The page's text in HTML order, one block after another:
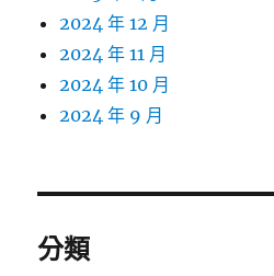
2024 年 12 月
2024 年 11 月
2024 年 10 月
2024 年 9 月
分類